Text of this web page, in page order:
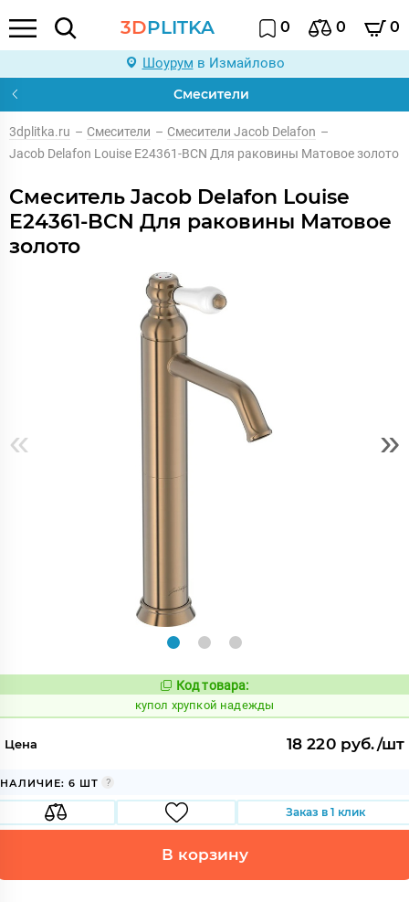
3DPLITKA 0 0 0
Шоурум в Измайлово
Смесители
3dplitka.ru – Смесители – Смесители Jacob Delafon –
Jacob Delafon Louise E24361-BCN Для раковины Матовое золото
Смеситель Jacob Delafon Louise
E24361-BCN Для раковины Матовое
золото
« »
Код:
858057
Код товара:
купол хрупкой надежды
Цена 18 220 руб./шт
НАЛИЧИЕ: 6 ШТ
Заказ в 1 клик
В корзину